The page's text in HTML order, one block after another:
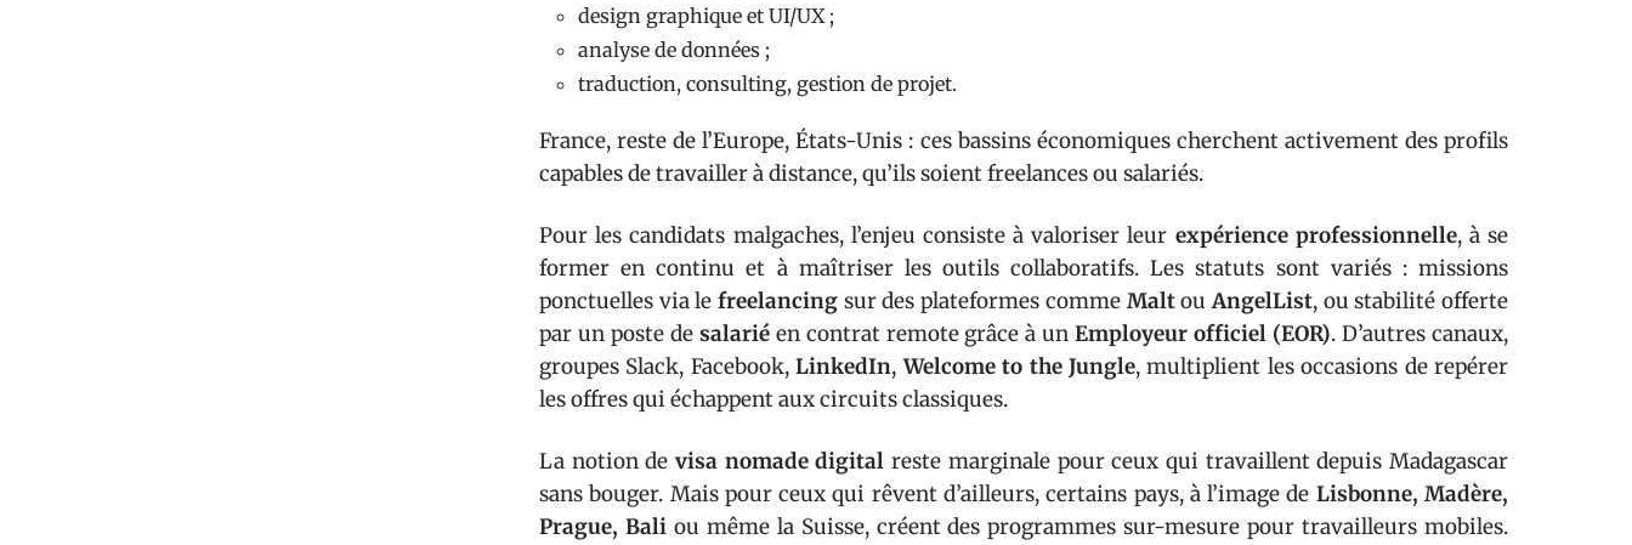
design graphique et UI/UX ;
analyse de données ;
traduction, consulting, gestion de projet.
France, reste de l’Europe, États-Unis : ces bassins économiques cherchent activement des profils
capables de travailler à distance, qu’ils soient freelances ou salariés.
Pour les candidats malgaches, l’enjeu consiste à valoriser leur expérience professionnelle, à se
former en continu et à maîtriser les outils collaboratifs. Les statuts sont variés : missions
ponctuelles via lefreelancing sur des plateformes comme MaltouAngelList, ou stabilité offerte
par un poste de salariéen contrat remote grâce à unEmployeur officiel (EOR). D’autres canaux,
groupes Slack, Facebook,LinkedIn,Welcome to the Jungle, multiplient les occasions de repérer
les offres qui échappent aux circuits classiques.
La notion devisa nomade digital reste marginale pour ceux qui travaillent depuis Madagascar
sans bouger. Mais pour ceux qui rêvent d’ailleurs, certains pays, à l’image de Lisbonne, Madère,
Prague, Baliou même la Suisse, créent des programmes sur-mesure pour travailleurs mobiles.